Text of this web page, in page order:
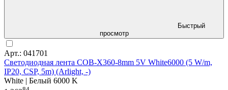
Быстрый
просмотр
Арт.: 041701
Светодиодная лента COB-X360-8mm 5V White6000 (5 W/m,
IP20, CSP, 5m) (Arlight, -)
White | Белый 6000 K